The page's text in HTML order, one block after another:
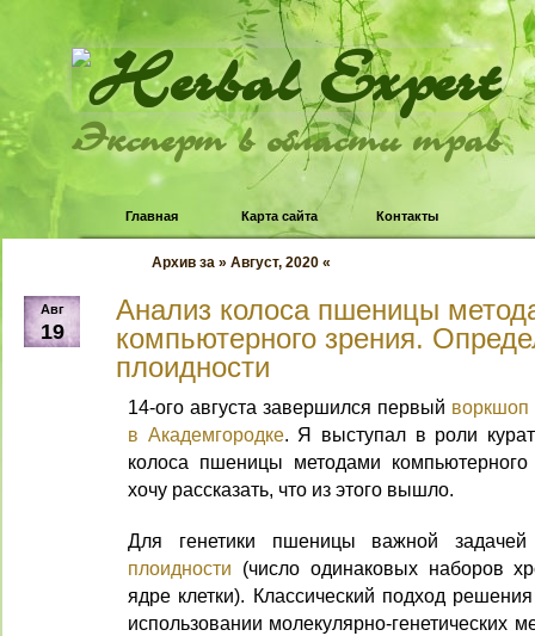
Эксперт в области трав
Главная Карта сайта Контакты
Архив за » Август, 2020 «
Авг
19
Анализ колоса пшеницы
компьютерного зрения.
плоидности
14-ого августа завершился первый воркшоп
в Академгородке. Я выступал в роли
колоса пшеницы методами
хочу рассказать, что из этого вышло.
Для генетики пшеницы важной задачей
плоидности (число одинаковых наборов
ядре клетки). Классический подход
использовании молекулярно-генетических